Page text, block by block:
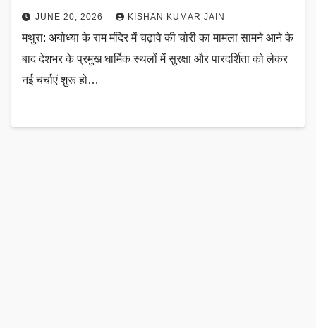
JUNE 20, 2026 KISHAN KUMAR JAIN
मथुरा: अयोध्या के राम मंदिर में चढ़ावे की चोरी का मामला सामने आने के
बाद देशभर के प्रमुख धार्मिक स्थलों में सुरक्षा और पारदर्शिता को लेकर
नई चर्चाएं शुरू हो…